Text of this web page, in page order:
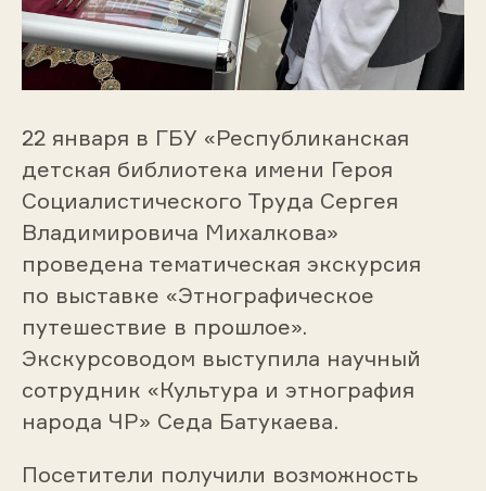
22 января в ГБУ «Республиканская
детская библиотека имени Героя
Социалистического Труда Сергея
Владимировича Михалкова»
проведена тематическая экскурсия
по выставке «Этнографическое
путешествие в прошлое».
Экскурсоводом выступила научный
сотрудник «Культура и этнография
народа ЧР» Седа Батукаева.
Посетители получили возможность